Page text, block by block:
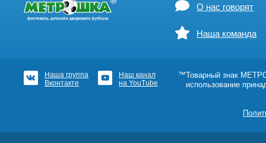
О нас говорят
Наша команда
Наша группа
Вконтакте
Наш канал
на YouTube
™Товарный знак
использование